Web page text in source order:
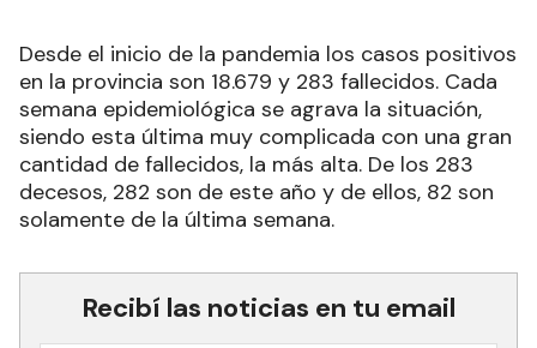
Desde el inicio de la pandemia los casos positivos
en la provincia son 18.679 y 283 fallecidos. Cada
semana epidemiológica se agrava la situación,
siendo esta última muy complicada con una gran
cantidad de fallecidos, la más alta. De los 283
decesos, 282 son de este año y de ellos, 82 son
solamente de la última semana.
Recibí las noticias en tu email